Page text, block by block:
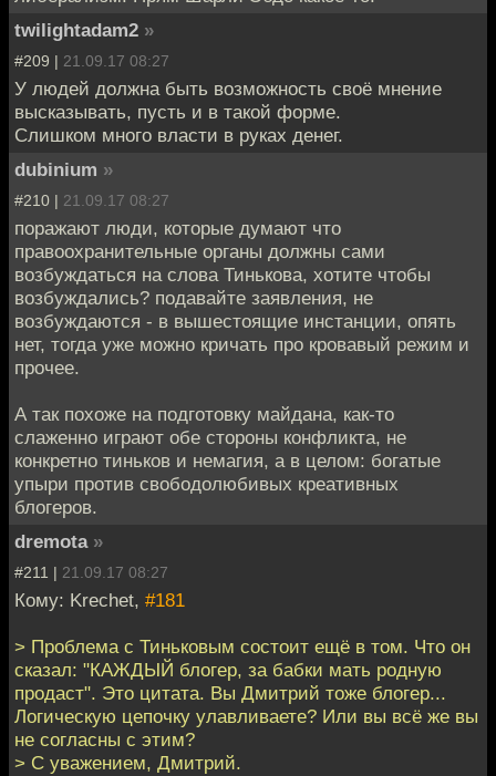
twilightadam2 »
#209 | 21.09.17 08:27
У людей должна быть возможность своё мнение
высказывать, пусть и в такой форме.
Слишком много власти в руках денег.
dubinium »
#210 | 21.09.17 08:27
поражают люди, которые думают что
правоохранительные органы должны сами
возбуждаться на слова Тинькова, хотите чтобы
возбуждались? подавайте заявления, не
возбуждаются - в вышестоящие инстанции, опять
нет, тогда уже можно кричать про кровавый режим и
прочее.
А так похоже на подготовку майдана, как-то
слаженно играют обе стороны конфликта, не
конкретно тиньков и немагия, а в целом: богатые
упыри против свободолюбивых креативных
блогеров.
dremota »
#211 | 21.09.17 08:27
Кому: Krechet, #181
> Проблема с Тиньковым состоит ещё в том. Что он
сказал: "КАЖДЫЙ блогер, за бабки мать родную
продаст". Это цитата. Вы Дмитрий тоже блогер...
Логическую цепочку улавливаете? Или вы всё же вы
не согласны с этим?
> С уважением, Дмитрий.